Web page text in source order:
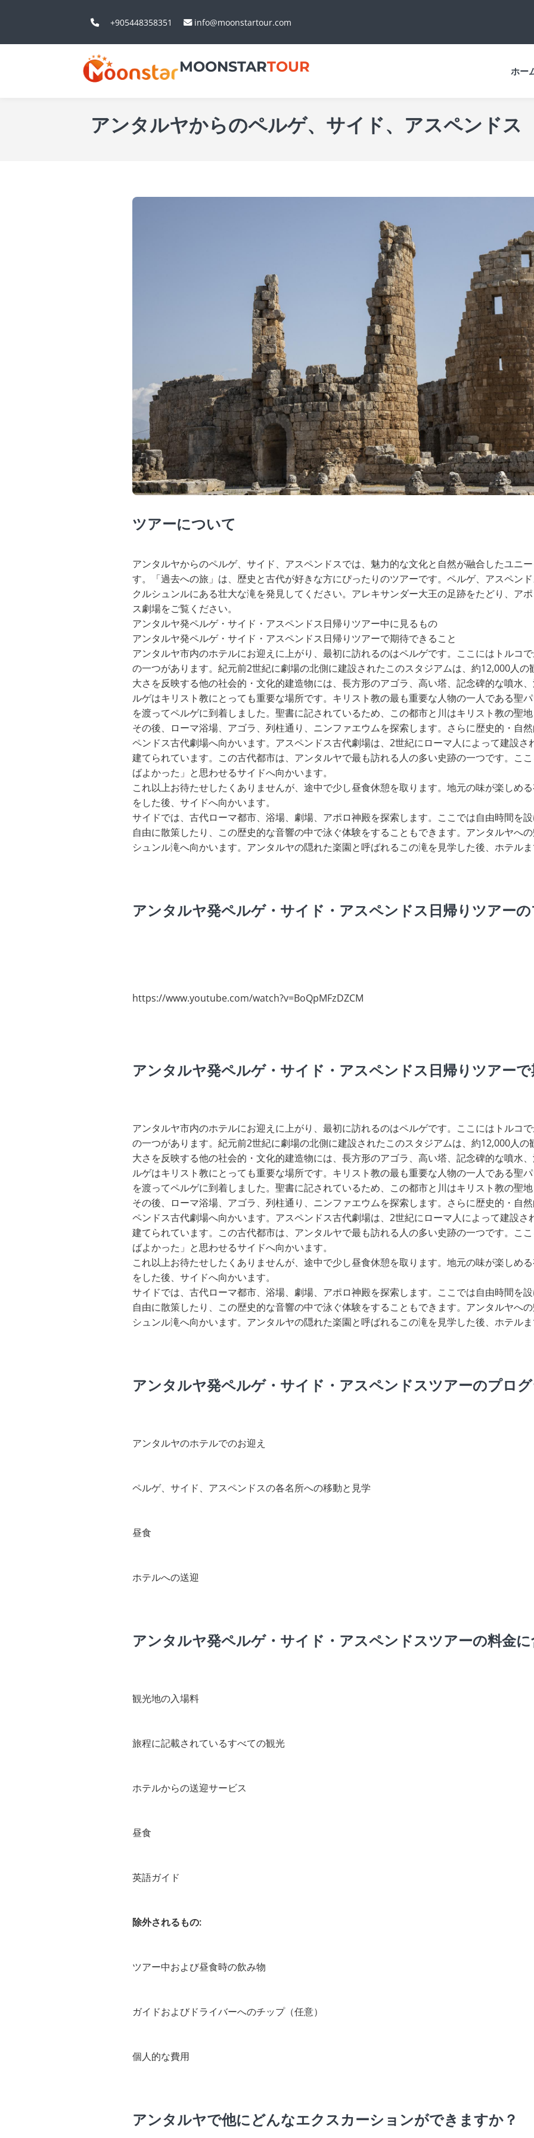
+905448358351 info@moonstartour.com
MOONSTARTOUR ホー
アンタルヤからのペルゲ、サイド、アスペンドス
ツアーについて
アンタルヤからのペルゲ、サイド、アスペンドスでは、魅力的な文化と自然が融合したユニ
す。「過去への旅」は、歴史と古代が好きな方にぴったりのツアーです。ペルゲ、アスペン
クルシュンルにある壮大な滝を発見してください。アレキサンダー大王の足跡をたどり、ア
ス劇場をご覧ください。
アンタルヤ発ペルゲ・サイド・アスペンドス日帰りツアー中に見るもの
アンタルヤ発ペルゲ・サイド・アスペンドス日帰りツアーで期待できること
アンタルヤ市内のホテルにお迎えに上がり、最初に訪れるのはペルゲです。ここにはトルコ
の一つがあります。紀元前2世紀に劇場の北側に建設されたこのスタジアムは、約12,000人
大さを反映する他の社会的・文化的建造物には、長方形のアゴラ、高い塔、記念碑的な噴水
ルゲはキリスト教にとっても重要な場所です。キリスト教の最も重要な人物の一人である聖
を渡ってペルゲに到着しました。聖書に記されているため、この都市と川はキリスト教の聖
その後、ローマ浴場、アゴラ、列柱通り、ニンファエウムを探索します。さらに歴史的・自
ペンドス古代劇場へ向かいます。アスペンドス古代劇場は、2世紀にローマ人によって建設さ
建てられています。この古代都市は、アンタルヤで最も訪れる人の多い史跡の一つです。こ
ばよかった」と思わせるサイドへ向かいます。
これ以上お待たせしたくありませんが、途中で少し昼食休憩を取ります。地元の味が楽しめ
をした後、サイドへ向かいます。
サイドでは、古代ローマ都市、浴場、劇場、アポロ神殿を探索します。ここでは自由時間を
自由に散策したり、この歴史的な音響の中で泳ぐ体験をすることもできます。アンタルヤへ
シュンル滝へ向かいます。アンタルヤの隠れた楽園と呼ばれるこの滝を見学した後、ホテル
アンタルヤ発ペルゲ・サイド・アスペンドス日帰りツアー
https://www.youtube.com/watch?v=BoQpMFzDZCM
アンタルヤ発ペルゲ・サイド・アスペンドス日帰りツアー
アンタルヤ市内のホテルにお迎えに上がり、最初に訪れるのはペルゲです。ここにはトルコ
の一つがあります。紀元前2世紀に劇場の北側に建設されたこのスタジアムは、約12,000人
大さを反映する他の社会的・文化的建造物には、長方形のアゴラ、高い塔、記念碑的な噴水
ルゲはキリスト教にとっても重要な場所です。キリスト教の最も重要な人物の一人である聖
を渡ってペルゲに到着しました。聖書に記されているため、この都市と川はキリスト教の聖
その後、ローマ浴場、アゴラ、列柱通り、ニンファエウムを探索します。さらに歴史的・自
ペンドス古代劇場へ向かいます。アスペンドス古代劇場は、2世紀にローマ人によって建設さ
建てられています。この古代都市は、アンタルヤで最も訪れる人の多い史跡の一つです。こ
ばよかった」と思わせるサイドへ向かいます。
これ以上お待たせしたくありませんが、途中で少し昼食休憩を取ります。地元の味が楽しめ
をした後、サイドへ向かいます。
サイドでは、古代ローマ都市、浴場、劇場、アポロ神殿を探索します。ここでは自由時間を
自由に散策したり、この歴史的な音響の中で泳ぐ体験をすることもできます。アンタルヤへ
シュンル滝へ向かいます。アンタルヤの隠れた楽園と呼ばれるこの滝を見学した後、ホテル
アンタルヤ発ペルゲ・サイド・アスペンドスツアーのプロ
アンタルヤのホテルでのお迎え
ペルゲ、サイド、アスペンドスの各名所への移動と見学
昼食
ホテルへの送迎
アンタルヤ発ペルゲ・サイド・アスペンドスツアーの料金
観光地の入場料
旅程に記載されているすべての観光
ホテルからの送迎サービス
昼食
英語ガイド
除外されるもの:
ツアー中および昼食時の飲み物
ガイドおよびドライバーへのチップ（任意）
個人的な費用
アンタルヤで他にどんなエクスカーションができますか？